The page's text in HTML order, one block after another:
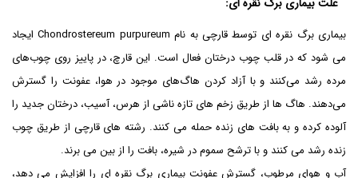
بیماری برگ نقره ای توسط قارچی به نام Chondrostereum purpureum ایجاد
می شود که در قلب چوب درختان فعال است. این قارچ، در پاییز روی چوب‌های
مرده رشد می‌کنند و با آزاد کردن هاگ‌های موجود در هوا، عفونت را گسترش
می‌دهند. هاگ ها از طریق زخم های تازه ناشی از هرس، آسیب، درختان جدید را
آلوده کرده و به بافت های زنده حمله می کنند. رشته های قارچی از طریق چوب
زنده رشد می کنند و با ترشح سموم در شیره، بافت را از بین می برند.
آب و هوای مرطوب، گسترش عفونت بیماری برگ نقره ای را افزایش می دهد،